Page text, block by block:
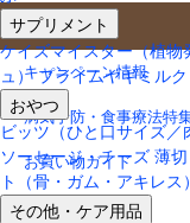
サプリメント
ケイズマイスター（植物
ュ） プライムヤギミルク
おやつ
ビッツ（ひと口サイズ／
ソーセージ・チーズ 薄
ト（骨・ガム・アキレス）
その他・ケア用品
お役立ち情報
キャンペーン情報
病気予防・食事療法特
お買い物ガイド
製品カタログ